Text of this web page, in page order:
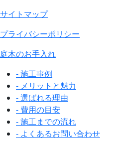
サイトマップ
プライバシーポリシー
庭木のお手入れ
- 施工事例
- メリットと魅力
- 選ばれる理由
- 費用の目安
- 施工までの流れ
- よくあるお問い合わせ